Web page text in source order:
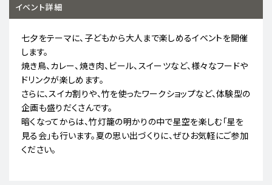
イベント詳細
七夕をテーマに、子どもから大人まで楽しめるイベントを開催
します。
焼き鳥、カレー、焼き肉、ビール、スイーツなど、様々なフードや
ドリンクが楽しめます。
さらに、スイカ割りや、竹を使ったワークショップなど、体験型の
企画も盛りだくさんです。
暗くなってからは、竹灯籠の明かりの中で星空を楽しむ「星を
見る会」も行います。夏の思い出づくりに、ぜひお気軽にご参加
ください。